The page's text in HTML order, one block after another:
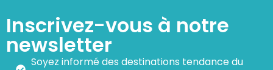
Inscrivez-vous à notre
newsletter
Soyez informé des destinations tendance du